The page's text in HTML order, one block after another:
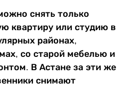
снять только
квартиру или студию в
районах,
со старой мебелью и
В Астане за эти же
снимают